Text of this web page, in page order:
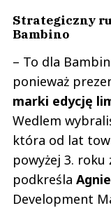
Strategiczny
Bambino
– To dla
ponieważ
marki edycję
Wedlem
która od lat
powyżej 3. roku
podkreśla
Development